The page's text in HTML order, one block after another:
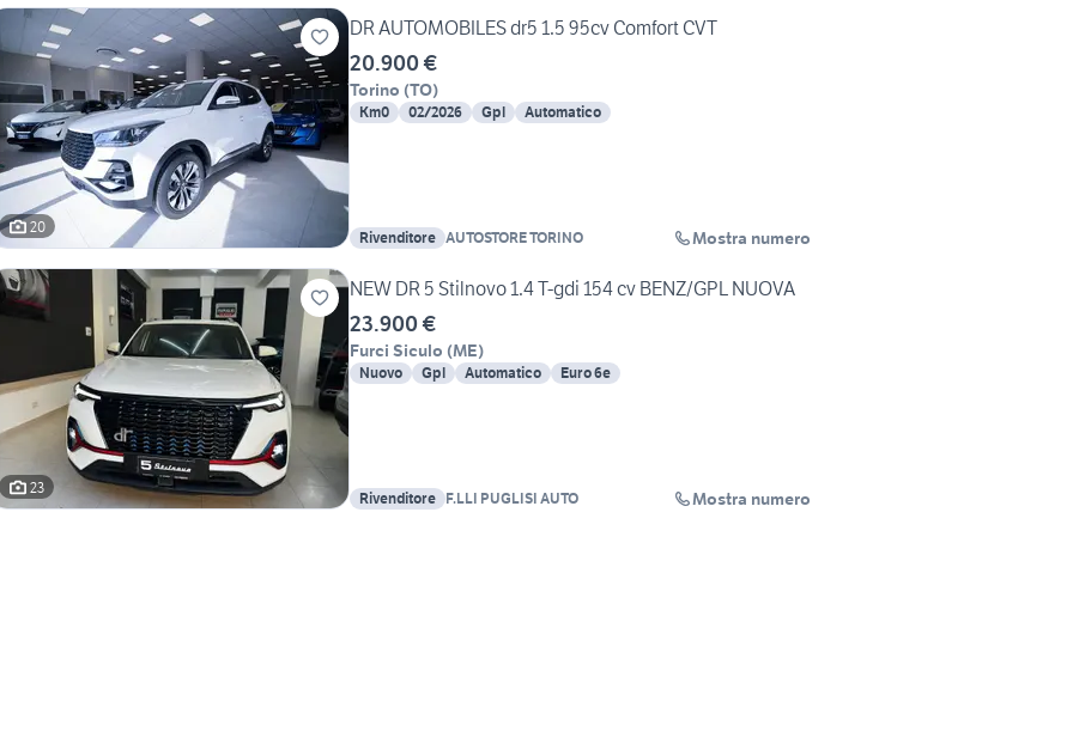
20
DR AUTOMOBILES dr5 1.5 95cv Comfort CVT
20.900 €
Torino (TO)
Km0 02/2026 Gpl Automatico
Rivenditore AUTOSTORE TORINO Mostra numero
23
NEW DR 5 Stilnovo 1.4 T-gdi 154 cv BENZ/GPL NUOVA
23.900 €
Furci Siculo (ME)
Nuovo Gpl Automatico Euro 6e
Rivenditore F.LLI PUGLISI AUTO Mostra numero